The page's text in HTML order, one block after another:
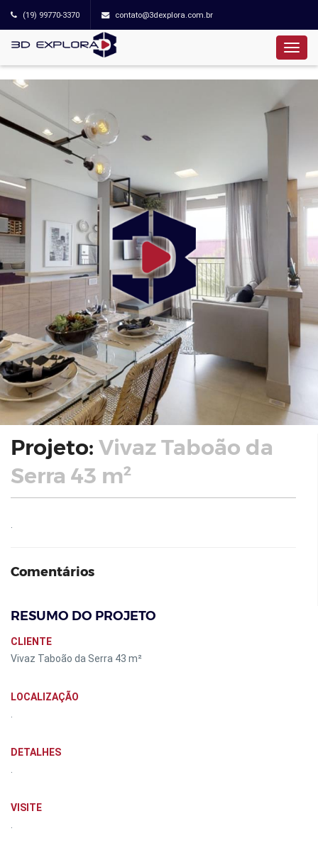
(19) 99770-3370 contato@3dexplora.com.br
Projeto: Vivaz Taboão da
Serra 43 m²
Comentários
RESUMO DO PROJETO
CLIENTE
Vivaz Taboão da Serra 43 m²
LOCALIZAÇÃO
DETALHES
VISITE